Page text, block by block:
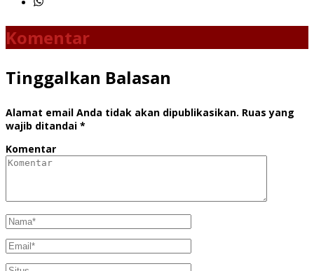
Komentar
Tinggalkan Balasan
Alamat email Anda tidak akan dipublikasikan. Ruas yang
wajib ditandai *
Komentar